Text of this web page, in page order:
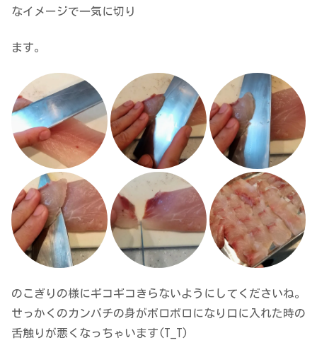
なイメージで一気に切り
ます。
のこぎりの様にギコギコきらないようにしてくださいね。
せっかくのカンパチの身がボロボロになり口に入れた時の
舌触りが悪くなっちゃいます(T_T)